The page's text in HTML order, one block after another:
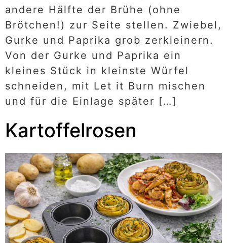
andere Hälfte der Brühe (ohne
Brötchen!) zur Seite stellen. Zwiebel,
Gurke und Paprika grob zerkleinern.
Von der Gurke und Paprika ein
kleines Stück in kleinste Würfel
schneiden, mit Let it Burn mischen
und für die Einlage später […]
Kartoffelrosen